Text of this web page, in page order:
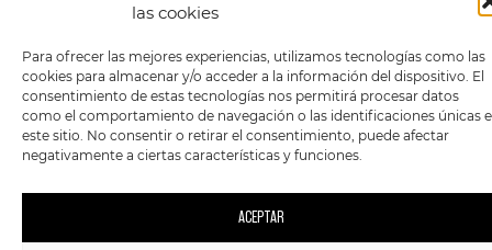
las cookies
Para ofrecer las mejores experiencias, utilizamos tecnologías como las
cookies para almacenar y/o acceder a la información del dispositivo. El
consentimiento de estas tecnologías nos permitirá procesar datos
como el comportamiento de navegación o las identificaciones únicas
este sitio. No consentir o retirar el consentimiento, puede afectar
negativamente a ciertas características y funciones.
ACEPTAR
CD ,VINILO ROCK
QUEENS OF THE STONE
AGE – …LIKE CLOCKWORK
12,90
CD, VINILO ROCK
QUEENS OF THE STONE
AGE – IN TIMES NEW
ROMAN
12,90